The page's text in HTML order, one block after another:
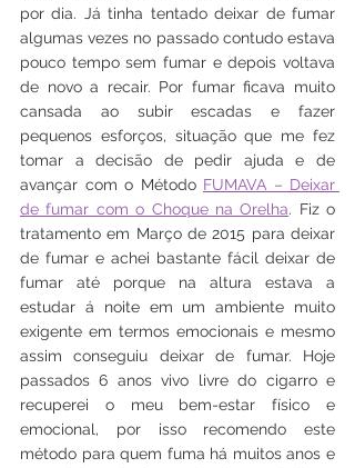
por dia. Já tinha tentado deixar de fumar
algumas vezes no passado contudo estava
pouco tempo sem fumar e depois voltava
de novo a recair. Por fumar ficava muito
cansada ao subir escadas e fazer
pequenos esforços, situação que me fez
tomar a decisão de pedir ajuda e de
avançar com o Método FUMAVA – Deixar
de fumar com o Choque na Orelha. Fiz o
tratamento em Março de 2015 para deixar
de fumar e achei bastante fácil deixar de
fumar até porque na altura estava a
estudar á noite em um ambiente muito
exigente em termos emocionais e mesmo
assim conseguiu deixar de fumar. Hoje
passados 6 anos vivo livre do cigarro e
recuperei o meu bem-estar físico e
emocional, por isso recomendo este
método para quem fuma há muitos anos e